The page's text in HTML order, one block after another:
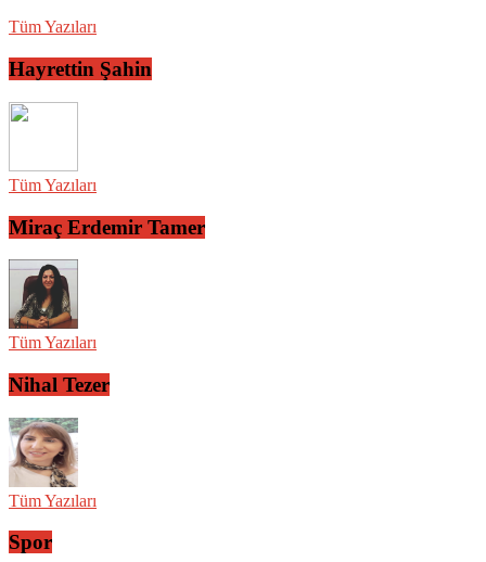
Tüm Yazıları
Hayrettin Şahin
Tüm Yazıları
Miraç Erdemir Tamer
Tüm Yazıları
Nihal Tezer
Tüm Yazıları
Spor